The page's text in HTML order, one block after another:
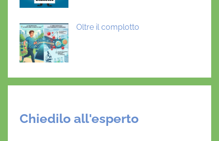
Oltre il complotto
Chiedilo all'esperto